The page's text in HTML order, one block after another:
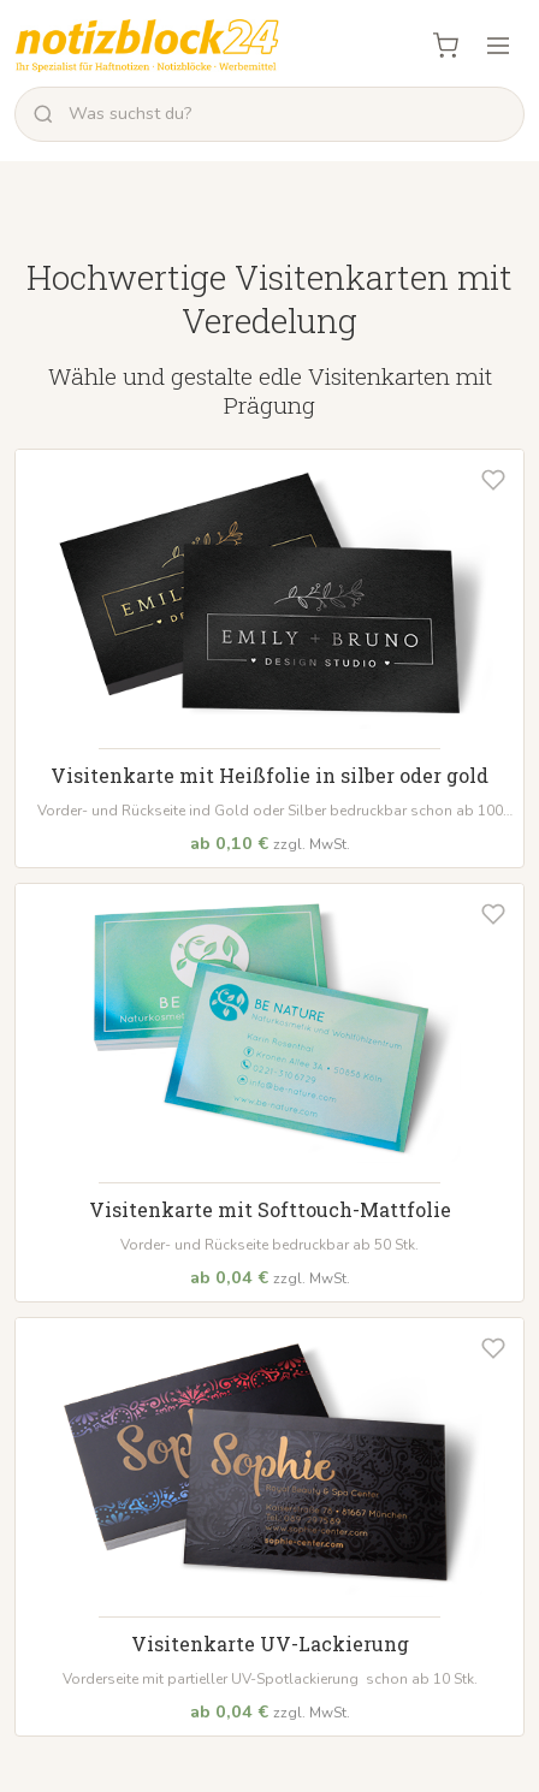
Hochwertige Visitenkarten mit
Veredelung
Wähle und gestalte edle Visitenkarten mit
Prägung
Visitenkarte mit Heißfolie in silber oder gold
Vorder- und Rückseite ind Gold oder Silber bedruckbar schon ab 100
ab 0,10 € zzgl. MwSt.
Visitenkarte mit Softtouch-Mattfolie
Vorder- und Rückseite bedruckbar ab 50 Stk.
ab 0,04 € zzgl. MwSt.
Visitenkarte UV-Lackierung
Vorderseite mit partieller UV-Spotlackierung schon ab 10 Stk.
ab 0,04 € zzgl. MwSt.